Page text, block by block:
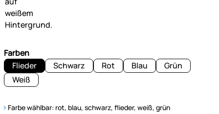
Farben
Flieder
Schwarz Rot Blau
Grün
Weiß
Farbe wählbar: rot, blau, schwarz, flieder, weiß, grün